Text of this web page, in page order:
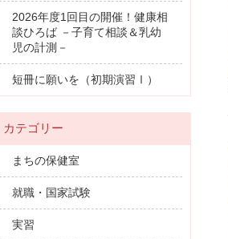
2026年度1回目の開催！健康相
談ひろば －子育て相談＆乳幼
児の計測－
短冊に願いを（初期演習Ⅰ）
カテゴリー
まちの保健室
就職・国家試験
実習